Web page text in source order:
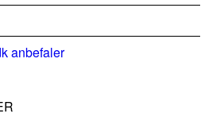
anbefaler